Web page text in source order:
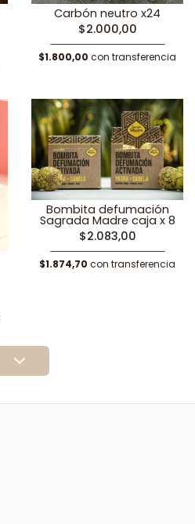
Carbón neutro x24
$2.000,00
$1.800,00 con transferencia
Bombita defumación
Sagrada Madre caja x 8
$2.083,00
$1.874,70 con transferencia